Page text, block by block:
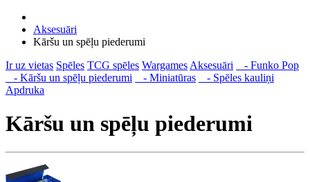
Aksesuāri
Kāršu un spēļu piederumi
Ir uz vietas Spēles TCG spēles Wargames Aksesuāri
- Funko Pop
- Kāršu un spēļu piederumi
- Miniatūras
- Spēles kauliņi
Apdruka
Kāršu un spēļu piederumi